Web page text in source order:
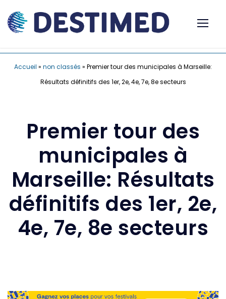
Accueil » non classés » Premier tour des municipales à Marseille:
Résultats définitifs des 1er, 2e, 4e, 7e, 8e secteurs
Premier tour des
municipales à
Marseille: Résultats
définitifs des 1er, 2e,
4e, 7e, 8e secteurs